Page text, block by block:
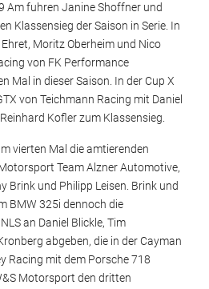
Am fuhren Janine Shoffner und
Klassensieg der Saison in Serie. In
Moritz Oberheim und Nico
von FK Performance
Mal in dieser Saison. In der Cup X
von Teichmann Racing mit Daniel
Kofler zum Klassensieg.
vierten Mal die amtierenden
Team Alzner Automotive,
Brink und Philipp Leisen. Brink und
BMW 325i dennoch die
an Daniel Blickle, Tim
abgeben, die in der Cayman
Racing mit dem Porsche 718
Motorsport den dritten